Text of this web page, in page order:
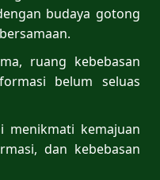
budaya gotong
ruang kebebasan
belum seluas
menikmati kemajuan
dan kebebasan